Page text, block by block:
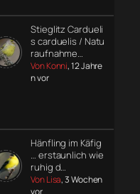
Stieglitz Cardueli
s carduelis / Natu
raufnahme…
Von Konni, 12 Jahre
n vor
Hänfling im Käfig
… erstaunlich wie
ruhig d…
Von Lisa, 3 Wochen